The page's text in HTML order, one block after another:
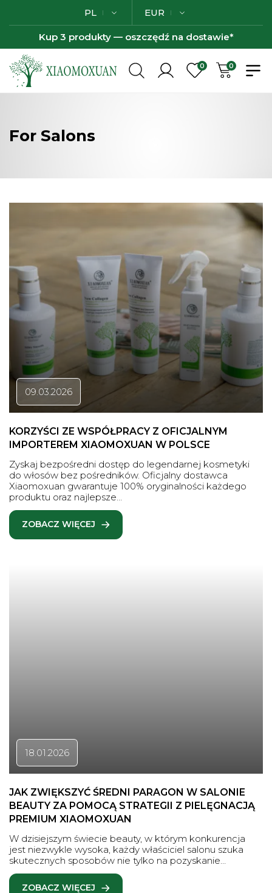
PL EUR
Kup 3 produkty — oszczędź na dostawie*
0 0
For Salons
09.03.2026
KORZYŚCI ZE WSPÓŁPRACY Z OFICJALNYM
IMPORTEREM XIAOMOXUAN W POLSCE
Zyskaj bezpośredni dostęp do legendarnej kosmetyki
do włosów bez pośredników. Oficjalny dostawca
Xiaomoxuan gwarantuje 100% oryginalności każdego
produktu oraz najlepsze…
ZOBACZ WIĘCEJ
18.01.2026
JAK ZWIĘKSZYĆ ŚREDNI PARAGON W SALONIE
BEAUTY ZA POMOCĄ STRATEGII Z PIELĘGNACJĄ
PREMIUM XIAOMOXUAN
W dzisiejszym świecie beauty, w którym konkurencja
jest niezwykle wysoka, każdy właściciel salonu szuka
skutecznych sposobów nie tylko na pozyskanie…
ZOBACZ WIĘCEJ